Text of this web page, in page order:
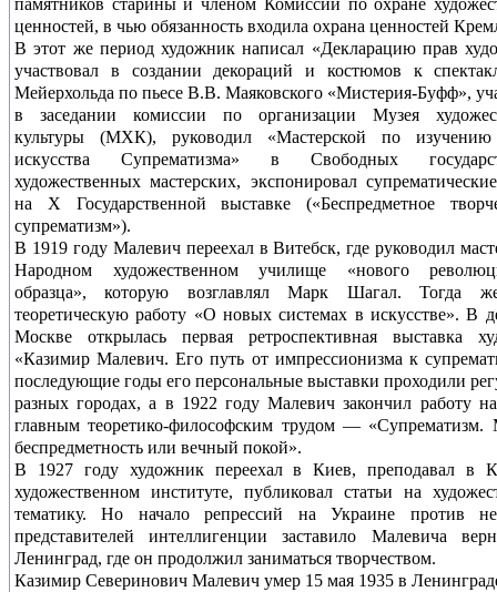
ценностей, в чью обязанность входила охрана ценностей
В этот же период художник написал «Декларацию прав
участвовал в создании декораций и костюмов к
Мейерхольда по пьесе В.В. Маяковского «Мистерия-Буфф»,
в заседании комиссии по организации Музея
культуры (МХК), руководил «Мастерской по изучению
искусства Супрематизма» в Свободных
художественных мастерских, экспонировал
на X Государственной выставке («Беспредметное
супрематизм»).
В 1919 году Малевич переехал в Витебск, где руководил
Народном художественном училище «нового
образца», которую возглавлял Марк Шагал. Тогда
теоретическую работу «О новых системах в искусстве». В
Москве открылась первая ретроспективная выставка
«Казимир Малевич. Его путь от импрессионизма к
последующие годы его персональные выставки проходили
разных городах, а в 1922 году Малевич закончил работу
главным теоретико-философским трудом — «Супрематизм.
беспредметность или вечный покой».
В 1927 году художник переехал в Киев, преподавал в
художественном институте, публиковал статьи на
тематику. Но начало репрессий на Украине против
представителей интеллигенции заставило Малевича
Ленинград, где он продолжил заниматься творчеством.
Казимир Северинович Малевич умер 15 мая 1935 в